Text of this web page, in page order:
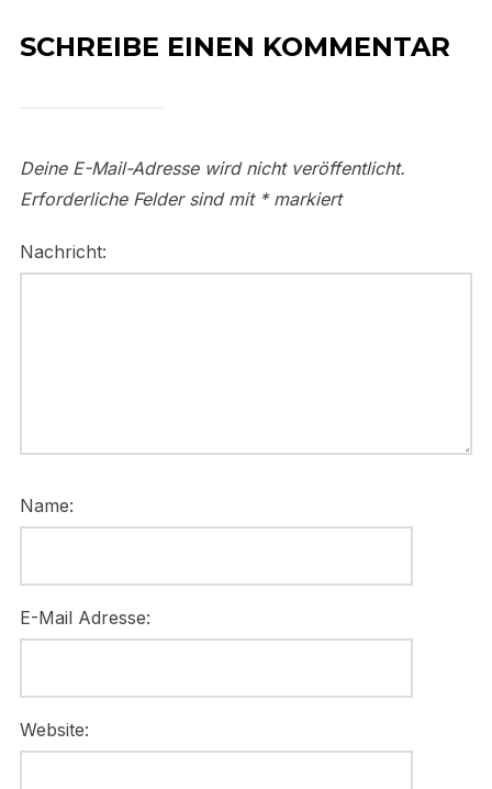
SCHREIBE EINEN KOMMENTAR
Deine E-Mail-Adresse wird nicht veröffentlicht.
Erforderliche Felder sind mit *markiert
Nachricht:
Name:
E-Mail Adresse:
Website: